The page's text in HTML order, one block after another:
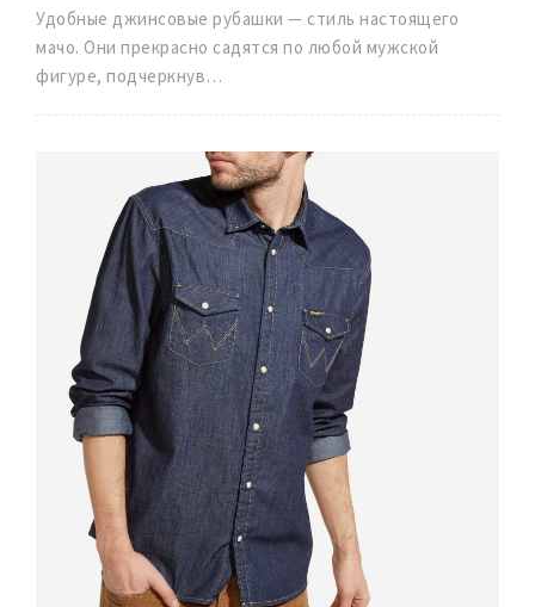
Удобные джинсовые рубашки — стиль настоящего
мачо. Они прекрасно садятся по любой мужской
фигуре, подчеркнув…